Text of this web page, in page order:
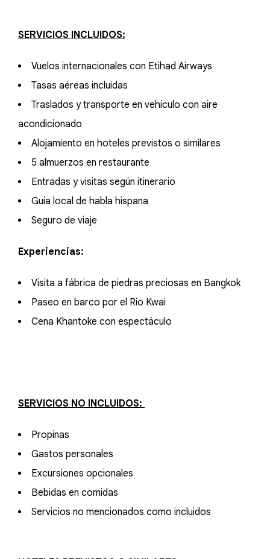
SERVICIOS INCLUIDOS:
Vuelos internacionales con Etihad Airways
Tasas aéreas incluidas
Traslados y transporte en vehículo con aire
acondicionado
Alojamiento en hoteles previstos o similares
5 almuerzos en restaurante
Entradas y visitas según itinerario
Guía local de habla hispana
Seguro de viaje
Experiencias:
Visita a fábrica de piedras preciosas en Bangkok
Paseo en barco por el Río Kwai
Cena Khantoke con espectáculo
SERVICIOS NO INCLUIDOS:
Propinas
Gastos personales
Excursiones opcionales
Bebidas en comidas
Servicios no mencionados como incluidos